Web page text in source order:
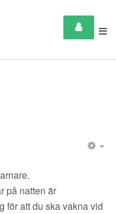
på natten är
för att du ska vakna vid